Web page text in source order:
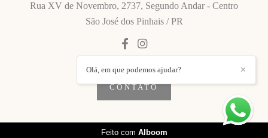
Rua XV de Novembro, 2737, Segundo Andar - Centro
São José dos Pinhais / PR
CONTATO
✕
Olá, em que podemos ajudar?
Feito com Alboom